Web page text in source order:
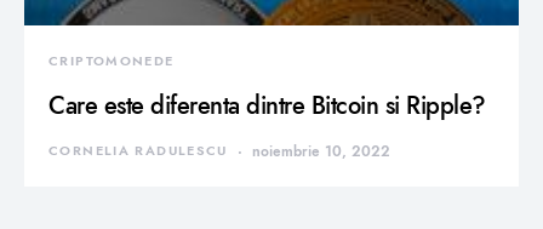
CRIPTOMONEDE
Care este diferenta dintre Bitcoin si Ripple?
CORNELIA RADULESCU noiembrie 10, 2022